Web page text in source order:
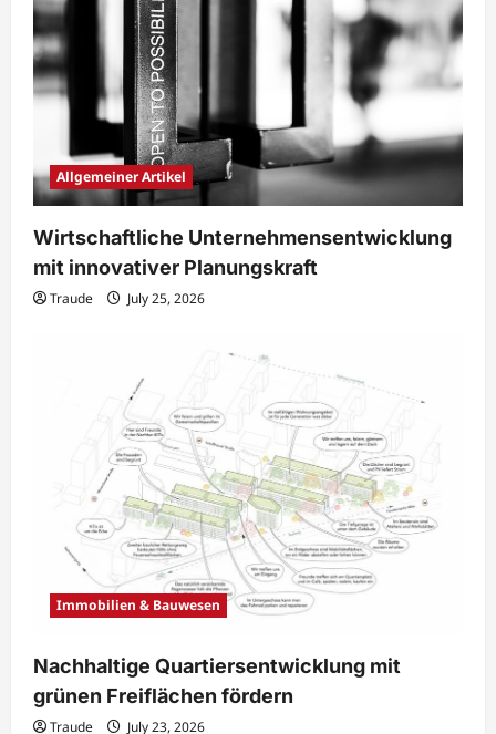
Allgemeiner Artikel
Wirtschaftliche Unternehmensentwicklung
mit innovativer Planungskraft
Traude July 25, 2026
Immobilien & Bauwesen
Nachhaltige Quartiersentwicklung mit
grünen Freiflächen fördern
Traude July 23, 2026